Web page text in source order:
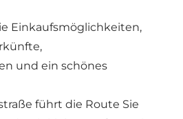
Einkaufsmöglichkeiten,
und ein schönes
führt die Route Sie